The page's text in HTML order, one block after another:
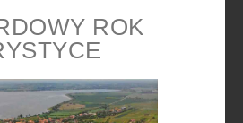
ROK